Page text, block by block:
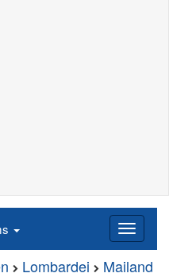
Lombardei Mailand